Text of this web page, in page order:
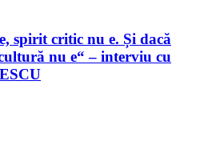
spirit critic nu e. Și dacă
nu e“ – interviu cu